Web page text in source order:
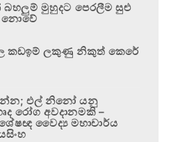
බහලුම් මුහුදට පෙරලීම සුළු
නොවේ
කඩඉම් ලකුණු නිකුත් කෙරේ
එල් නිනෝ යනු
රෝග අවදානමකි –
වෛද්‍ය මහාචාර්ය